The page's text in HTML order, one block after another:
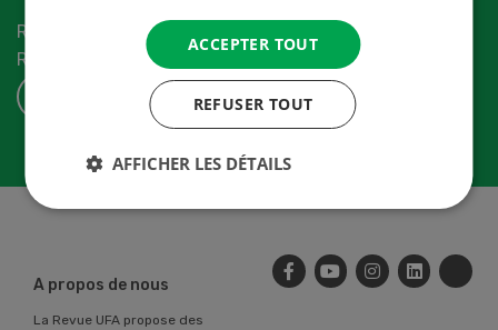
Recevez les dernières nouvelles du monde de la
Revue-UFA.
S'ABONNER
A propos de nous
La Revue UFA propose des
ACCEPTER TOUT
REFUSER TOUT
AFFICHER LES DÉTAILS